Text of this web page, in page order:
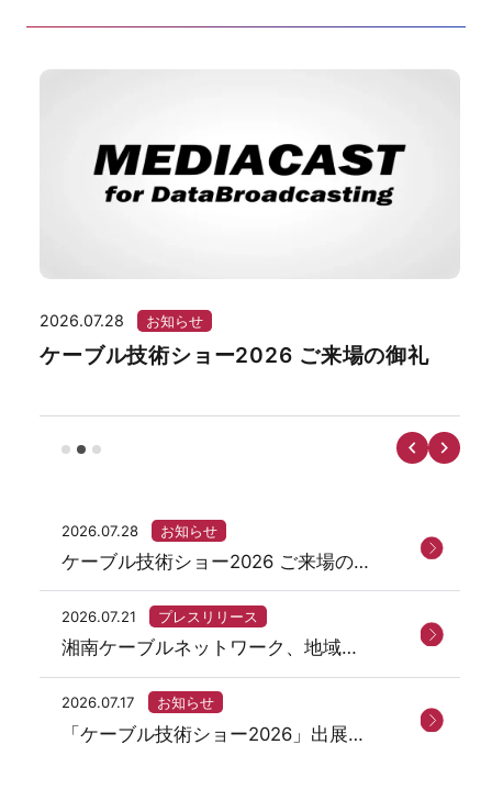
2026.07.28 お知らせ
ケーブル技術ショー2026 ご来場の御
礼
2026.07.21 プレスリリース
湘南ケーブルネットワーク、地域ネ
ットサービス「まちなび」を開始
2026.07.17 お知らせ
「ケーブル技術ショー2026」出展の
2026.07.28 お知らせ
ケーブル技術ショー2026 ご来場の御礼